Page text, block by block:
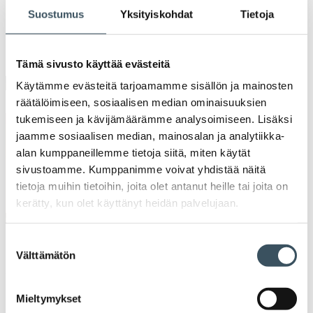
Suostumus Yksityiskohdat Tietoja
Tämä sivusto käyttää evästeitä
Käytämme evästeitä tarjoamamme sisällön ja mainosten
räätälöimiseen, sosiaalisen median ominaisuuksien
tukemiseen ja kävijämäärämme analysoimiseen. Lisäksi
jaamme sosiaalisen median, mainosalan ja analytiikka-
alan kumppaneillemme tietoja siitä, miten käytät
sivustoamme. Kumppanimme voivat yhdistää näitä
tietoja muihin tietoihin, joita olet antanut heille tai joita on
kerätty, kun olet käyttänyt heidän palvelujaan.
valinta
Välttämätön
Mieltymykset
Ravintoloiden käyttöön alun perin suunnitellut Ziosk Aurizon -
kosketusnäyttötabletit ovat mahdollisuus asiakaskokemuksen